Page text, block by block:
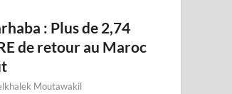
: Plus de 2,74
de retour au Maroc
Moutawakil